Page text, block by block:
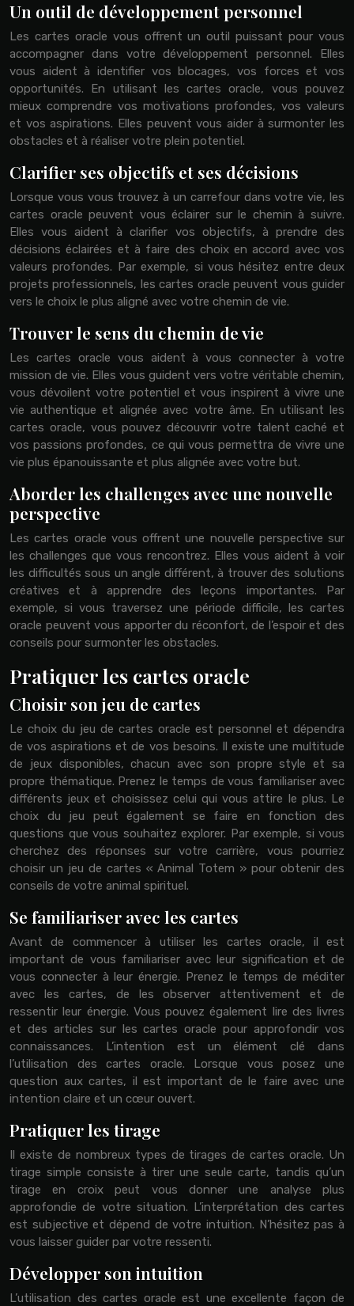
Un outil de développement personnel
Les cartes oracle vous offrent un outil puissant pour vous
accompagner dans votre développement personnel. Elles
vous aident à identifier vos blocages, vos forces et vos
opportunités. En utilisant les cartes oracle, vous pouvez
mieux comprendre vos motivations profondes, vos valeurs
et vos aspirations. Elles peuvent vous aider à surmonter les
obstacles et à réaliser votre plein potentiel.
Clarifier ses objectifs et ses décisions
Lorsque vous vous trouvez à un carrefour dans votre vie, les
cartes oracle peuvent vous éclairer sur le chemin à suivre.
Elles vous aident à clarifier vos objectifs, à prendre des
décisions éclairées et à faire des choix en accord avec vos
valeurs profondes. Par exemple, si vous hésitez entre deux
projets professionnels, les cartes oracle peuvent vous guider
vers le choix le plus aligné avec votre chemin de vie.
Trouver le sens du chemin de vie
Les cartes oracle vous aident à vous connecter à votre
mission de vie. Elles vous guident vers votre véritable chemin,
vous dévoilent votre potentiel et vous inspirent à vivre une
vie authentique et alignée avec votre âme. En utilisant les
cartes oracle, vous pouvez découvrir votre talent caché et
vos passions profondes, ce qui vous permettra de vivre une
vie plus épanouissante et plus alignée avec votre but.
Aborder les challenges avec une nouvelle
perspective
Les cartes oracle vous offrent une nouvelle perspective sur
les challenges que vous rencontrez. Elles vous aident à voir
les difficultés sous un angle différent, à trouver des solutions
créatives et à apprendre des leçons importantes. Par
exemple, si vous traversez une période difficile, les cartes
oracle peuvent vous apporter du réconfort, de l’espoir et des
conseils pour surmonter les obstacles.
Pratiquer les cartes oracle
Choisir son jeu de cartes
Le choix du jeu de cartes oracle est personnel et dépendra
de vos aspirations et de vos besoins. Il existe une multitude
de jeux disponibles, chacun avec son propre style et sa
propre thématique. Prenez le temps de vous familiariser avec
différents jeux et choisissez celui qui vous attire le plus. Le
choix du jeu peut également se faire en fonction des
questions que vous souhaitez explorer. Par exemple, si vous
cherchez des réponses sur votre carrière, vous pourriez
choisir un jeu de cartes « Animal Totem » pour obtenir des
conseils de votre animal spirituel.
Se familiariser avec les cartes
Avant de commencer à utiliser les cartes oracle, il est
important de vous familiariser avec leur signification et de
vous connecter à leur énergie. Prenez le temps de méditer
avec les cartes, de les observer attentivement et de
ressentir leur énergie. Vous pouvez également lire des livres
et des articles sur les cartes oracle pour approfondir vos
connaissances. L’intention est un élément clé dans
l’utilisation des cartes oracle. Lorsque vous posez une
question aux cartes, il est important de le faire avec une
intention claire et un cœur ouvert.
Pratiquer les tirage
Il existe de nombreux types de tirages de cartes oracle. Un
tirage simple consiste à tirer une seule carte, tandis qu’un
tirage en croix peut vous donner une analyse plus
approfondie de votre situation. L’interprétation des cartes
est subjective et dépend de votre intuition. N’hésitez pas à
vous laisser guider par votre ressenti.
Développer son intuition
L’utilisation des cartes oracle est une excellente façon de